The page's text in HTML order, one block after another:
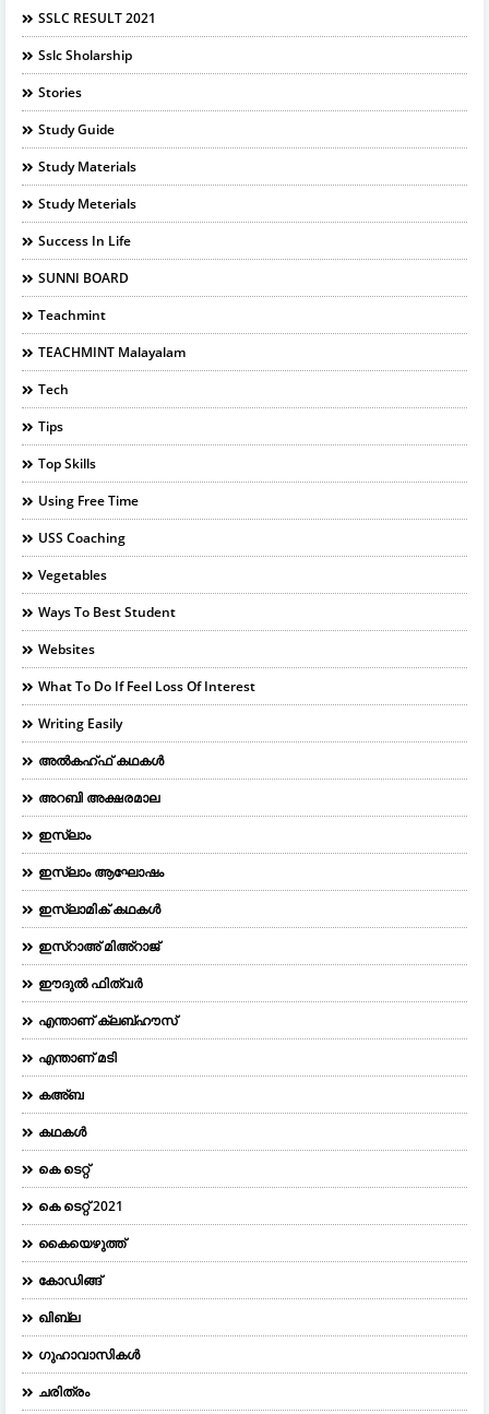
SSLC RESULT 2021
Sslc Sholarship
Stories
Study Guide
Study Materials
Study Meterials
Success In Life
SUNNI BOARD
Teachmint
TEACHMINT Malayalam
Tech
Tips
Top Skills
Using Free Time
USS Coaching
Vegetables
Ways To Best Student
Websites
What To Do If Feel Loss Of Interest
Writing Easily
അൽകഹ്ഫ് കഥകൾ
അറബി അക്ഷരമാല
ഇസ്ലാം
ഇസ്ലാം ആഘോഷം
ഇസ്ലാമിക് കഥകൾ
ഇസ്റാഅ് മിഅ്റാജ്
ഈദുല്‍ ഫിത്വര്‍
എന്താണ് ക്ലബ്ഹൗസ്
എന്താണ് മടി
കഅ്ബ
കഥകൾ
കെ ടെറ്റ്
കെ ടെറ്റ് 2021
കൈയെഴുത്ത്
കോഡിങ്ങ്
ഖിബ്‌ല
ഗുഹാവാസികൾ
ചരിത്രം